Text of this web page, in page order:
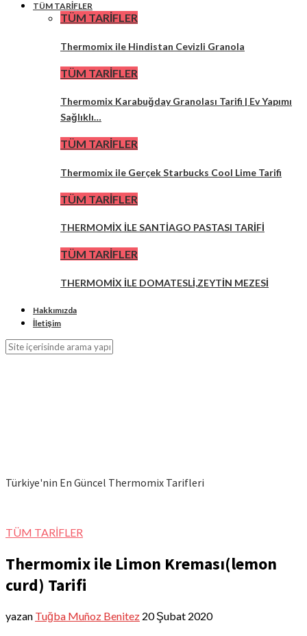
TÜM TARİFLER
TÜM TARİFLER
Thermomix ile Hindistan Cevizli Granola
TÜM TARİFLER
Thermomix Karabuğday Granolası Tarifi | Ev Yapımı
Sağlıklı…
TÜM TARİFLER
Thermomix ile Gerçek Starbucks Cool Lime Tarifi
TÜM TARİFLER
THERMOMİX İLE SANTİAGO PASTASI TARİFİ
TÜM TARİFLER
THERMOMİX İLE DOMATESLİ,ZEYTİN MEZESİ
Hakkımızda
İletişim
Türkiye'nin En Güncel Thermomix Tarifleri
TÜM TARİFLER
Thermomix ile Limon Kreması(lemon
curd) Tarifi
yazan Tuğba Muñoz Benitez 20 Şubat 2020